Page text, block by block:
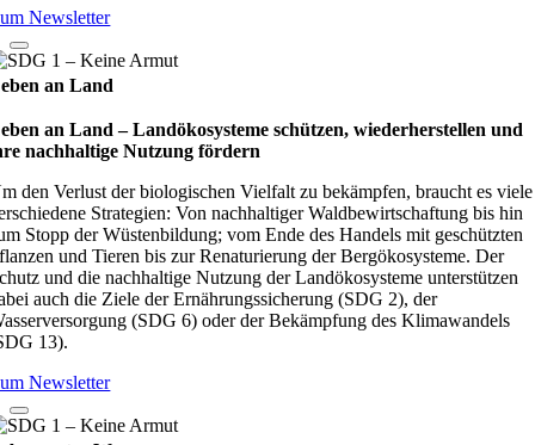
Newsletter
an Land
an Land – Lan­d­öko­sys­teme schüt­zen, wie­der­her­stel­len und
nach­hal­tige Nut­zung för­dern
den Verlust der biologischen Vielfalt zu bekämpfen, braucht es viele
Strategien: Von nachhaltiger Waldbewirtschaftung bis hin
Stopp der Wüstenbildung; vom Ende des Handels mit geschützten
und Tieren bis zur Renaturierung der Bergökosysteme. Der
und die nachhaltige Nutzung der Landökosysteme unterstützen
auch die Ziele der Ernährungssicherung (SDG 2), der
(SDG 6) oder der Bekämpfung des Klimawandels
13).
Newsletter